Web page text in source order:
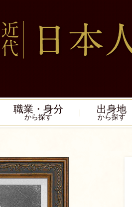
職業・身分
から探す
出身地
から探す